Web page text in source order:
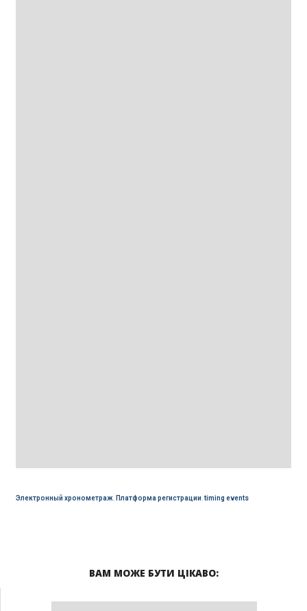
Электронный хронометраж, Платформа регистрации,timing events
ВАМ МОЖЕ БУТИ ЦІКАВО: